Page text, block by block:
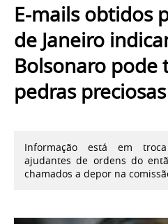
E-mails obtidos
de Janeiro
Bolsonaro pode
pedras
Informação está em
ajudantes de ordens do
chamados a depor na